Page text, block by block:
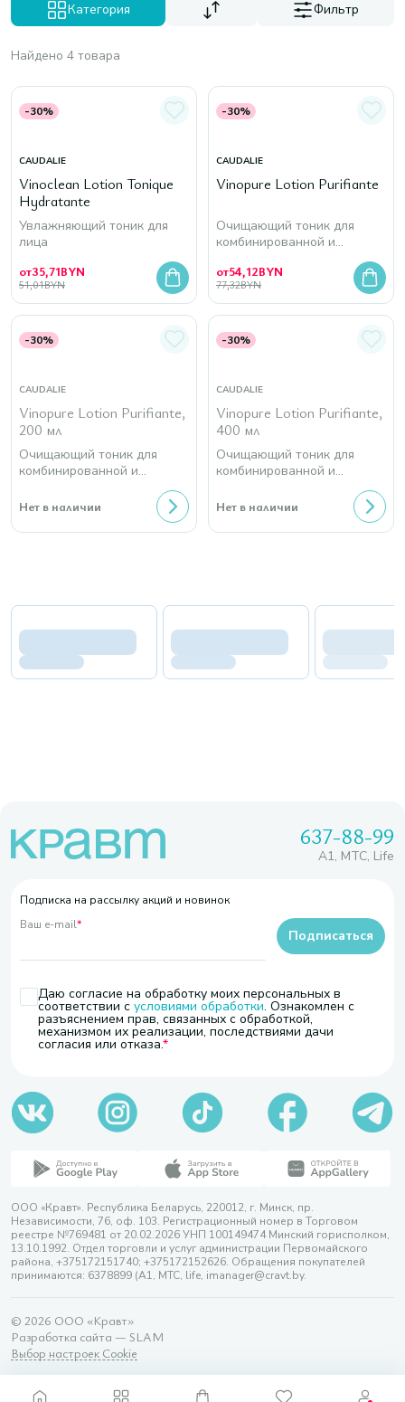
Категория Фильтр
Найдено 4 товара
-30%
CAUDALIE
Vinoclean Lotion Tonique
Hydratante
Увлажняющий тоник для
лица
от35,71BYN
51,01BYN
-30%
CAUDALIE
Vinopure Lotion Purifiante
Очищающий тоник для
комбинированной и
от54,12BYN
77,32BYN
-30%
CAUDALIE
Vinopure Lotion Purifiante,
200 мл
Очищающий тоник для
комбинированной и
Нет в наличии
-30%
CAUDALIE
Vinopure Lotion Purifiante,
400 мл
Очищающий тоник для
комбинированной и
Нет в наличии
637-88-99
A1, МТС, Life
Подписка на рассылку акций и новинок
Ваш e-mail*
Даю согласие на обработку моих персональных в
соответствии с условиями обработки. Ознакомлен с
разъяснением прав, связанных с обработкой,
механизмом их реализации, последствиями дачи
согласия или отказа.
Подписаться
ООО «Кравт». Республика Беларусь, 220012, г. Минск, пр.
Независимости, 76, оф. 103. Регистрационный номер в Торговом
реестре №769481 от 20.02.2026 УНП 100149474 Минский горисполком,
13.10.1992. Отдел торговли и услуг администрации Первомайского
района, +375172151740; +375172152626. Обращения покупателей
принимаются: 6378899 (А1, МТС, life, imanager@cravt.by.
© 2026 ООО «Кравт»
Разработка сайта — SLAM
Выбор настроек Cookie